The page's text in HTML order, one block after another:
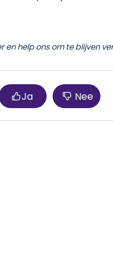
help ons om te blijven
Ja Nee